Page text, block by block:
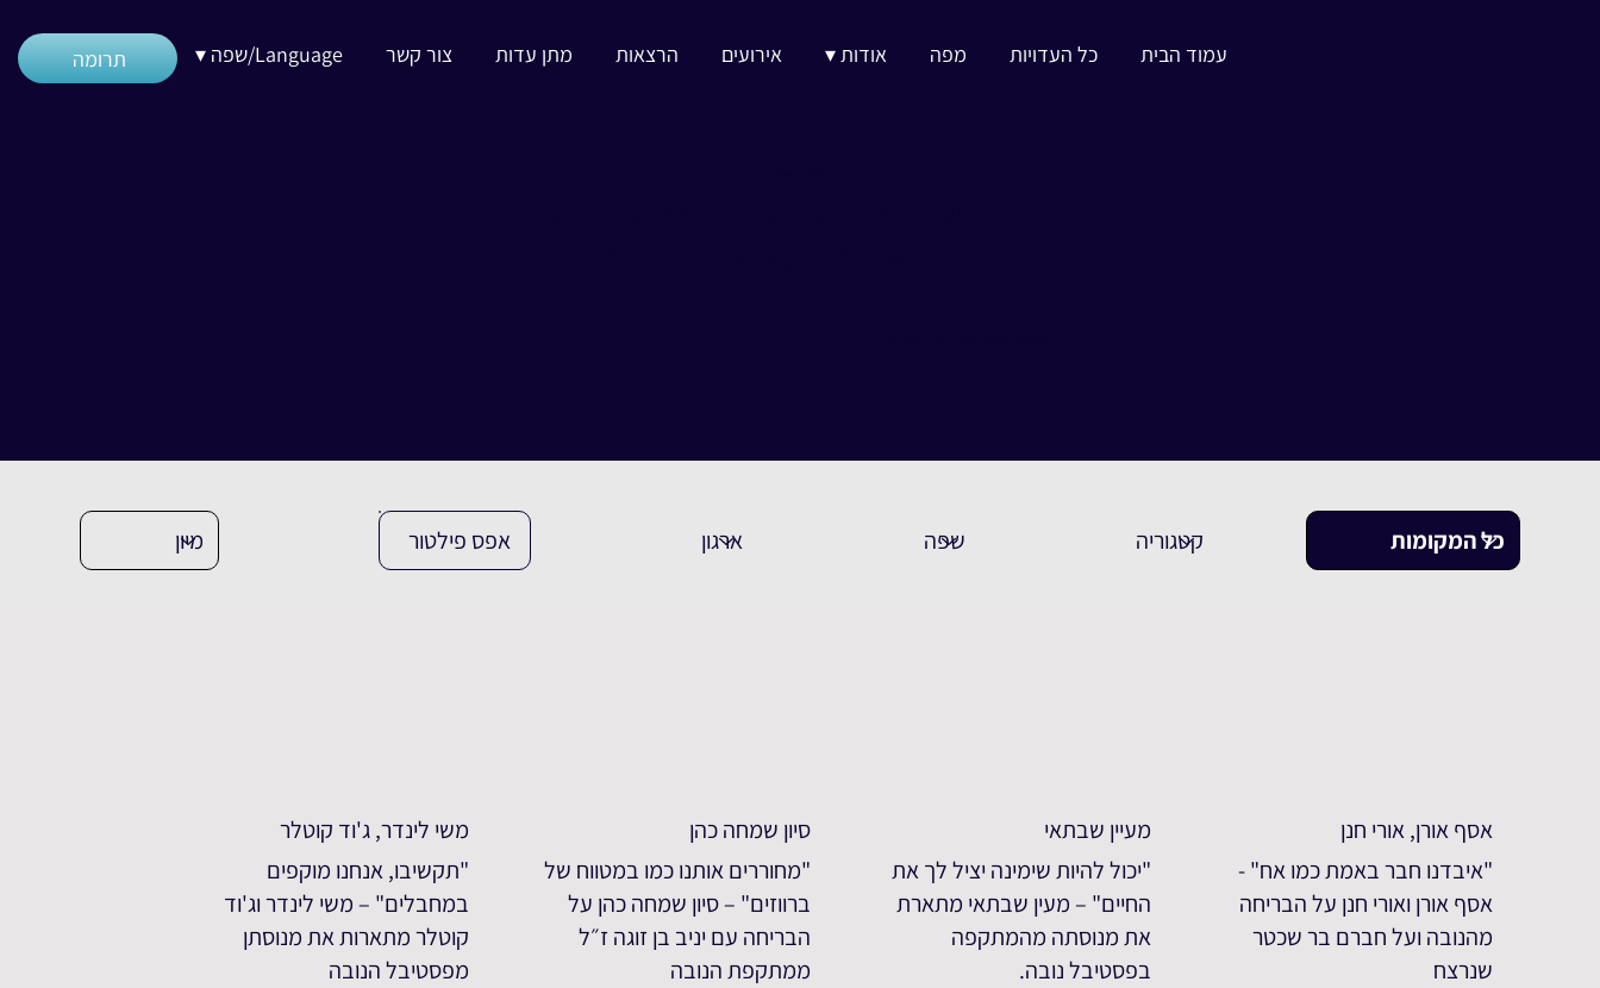
תרומה עמוד הבית כל העדויות מפה אודות ▾ אירועים הרצאות מתן עדות צור קשר Language/שפה ▾
אפס פילטור
משי לינדר, ג'וד קוטלר
"תקשיבו, אנחנו מוקפים
במחבלים" – משי לינדר וג'וד
קוטלר מתארות את מנוסתן
מפסטיבל הנובה
סיון שמחה כהן
"מחוררים אותנו כמו במטווח של
ברווזים" – סיון שמחה כהן על
הבריחה עם יניב בן זוגה ז״ל
ממתקפת הנובה
מעיין שבתאי
"יכול להיות שימינה יציל לך את
החיים" – מעין שבתאי מתארת
את מנוסתה מהמתקפה
בפסטיבל נובה.
אסף אורן, אורי חנן
"איבדנו חבר באמת כמו אח" -
אסף אורן ואורי חנן על הבריחה
מהנובה ועל חברם בר שכטר
שנרצח